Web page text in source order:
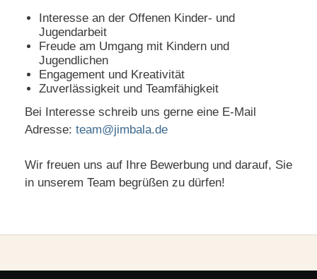
Interesse an der Offenen Kinder- und
Jugendarbeit
Freude am Umgang mit Kindern und
Jugendlichen
Engagement und Kreativität
Zuverlässigkeit und Teamfähigkeit
Bei Interesse schreib uns gerne eine E-Mail
Adresse: team@jimbala.de
Wir freuen uns auf Ihre Bewerbung und darauf, Sie
in unserem Team begrüßen zu dürfen!